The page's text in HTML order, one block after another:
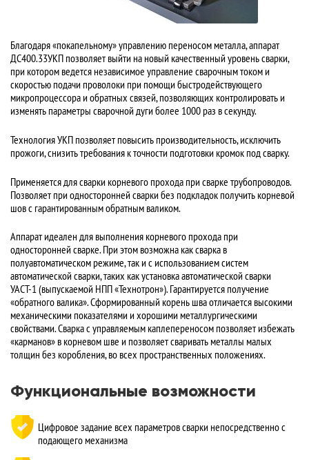
Благодаря «покапельному» управлению переносом металла, аппарат
ДC400.33УКП позволяет выйти на новый качественный уровень сварки,
при котором ведется независимое управление сварочным током и
скоростью подачи проволоки при помощи быстродействующего
микропроцессора и обратных связей, позволяющих контролировать и
изменять параметры сварочной дуги более 1000 раз в секунду.
Технология УКП позволяет повысить производительность, исключить
прожоги, снизить требования к точности подготовки кромок под сварку.
Применяется для сварки корневого прохода при сварке трубопроводов.
Позволяет при односторонней сварки без подкладок получить корневой
шов с гарантированным обратным валиком.
Аппарат идеален для выполнения корневого прохода при
односторонней сварке. При этом возможна как сварка в
полуавтоматическом режиме, так и с использованием систем
автоматической сварки, таких как установка автоматической сварки
УАСТ-1 (выпускаемой НПП «Технотрон»). Гарантируется получение
«обратного валика». Сформированный корень шва отличается высокими
механическими показателями и хорошими металлургическими
свойствами. Сварка с управляемым каплепереносом позволяет избежать
«карманов» в корневом шве и позволяет сваривать металлы малых
толщин без коробления, во всех пространственных положениях.
Функциональные возможности
Цифровое задание всех параметров сварки непосредственно с
подающего механизма